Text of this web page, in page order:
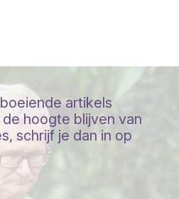
artikels
hoogte blijven van
schrijf je dan in op